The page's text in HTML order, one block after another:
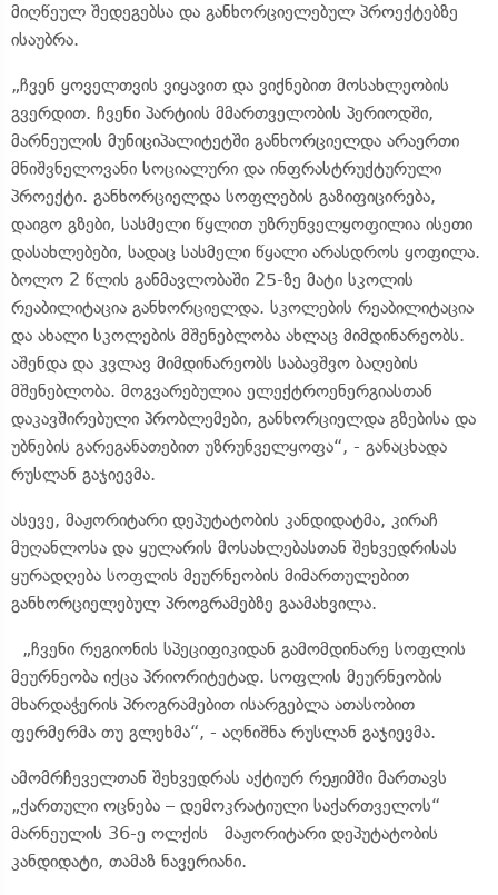
მიღწეულ შედეგებსა და განხორციელებულ პროექტებზე
ისაუბრა.
„ჩვენ ყოველთვის ვიყავით და ვიქნებით მოსახლეობის
გვერდით. ჩვენი პარტიის მმართველობის პერიოდში,
მარნეულის მუნიციპალიტეტში განხორციელდა არაერთი
მნიშვნელოვანი სოციალური და ინფრასტრუქტურული
პროექტი. განხორციელდა სოფლების გაზიფიცირება,
დაიგო გზები, სასმელი წყლით უზრუნველყოფილია ისეთი
დასახლებები, სადაც სასმელი წყალი არასდროს ყოფილა.
ბოლო 2 წლის განმავლობაში 25-ზე მატი სკოლის
რეაბილიტაცია განხორციელდა. სკოლების რეაბილიტაცია
და ახალი სკოლების მშენებლობა ახლაც მიმდინარეობს.
აშენდა და კვლავ მიმდინარეობს საბავშვო ბაღების
მშენებლობა. მოგვარებულია ელექტროენერგიასთან
დაკავშირებული პრობლემები, განხორციელდა გზებისა და
უბნების გარეგანათებით უზრუნველყოფა“, - განაცხადა
რუსლან გაჯიევმა.
ასევე, მაჟორიტარი დეპუტატობის კანდიდატმა, კირაჩ
მუღანლოსა და ყულარის მოსახლებასთან შეხვედრისას
ყურადღება სოფლის მეურნეობის მიმართულებით
განხორციელებულ პროგრამებზე გაამახვილა.
„ჩვენი რეგიონის სპეციფიკიდან გამომდინარე სოფლის
მეურნეობა იქცა პრიორიტეტად. სოფლის მეურნეობის
მხარდაჭერის პროგრამებით ისარგებლა ათასობით
ფერმერმა თუ გლეხმა“, - აღნიშნა რუსლან გაჯიევმა.
ამომრჩეველთან შეხვედრას აქტიურ რეჟიმში მართავს
„ქართული ოცნება – დემოკრატიული საქართველოს“
მარნეულის 36-ე ოლქის მაჟორიტარი დეპუტატობის
კანდიდატი, თამაზ ნავერიანი.